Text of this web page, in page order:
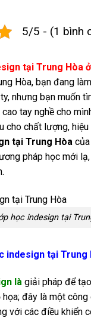
5/5 - (1 bình
tại Trung Hòa
Hòa, bạn đang
nhưng bạn muốn
tay nghề cho
cho chất lượng,
tại Trung Hòa
pháp học mới
học indesign tại
indesign tại Trung
là giải pháp để
đây là một
với các điều khiển